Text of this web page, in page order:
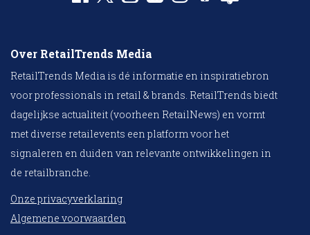
Over RetailTrends Media
RetailTrends Media is dé informatie en inspiratiebron
voor professionals in retail & brands. RetailTrends biedt
dagelijkse actualiteit (voorheen RetailNews) en vormt
met diverse retailevents een platform voor het
signaleren en duiden van relevante ontwikkelingen in
de retailbranche.
Onze privacyverklaring
Algemene voorwaarden